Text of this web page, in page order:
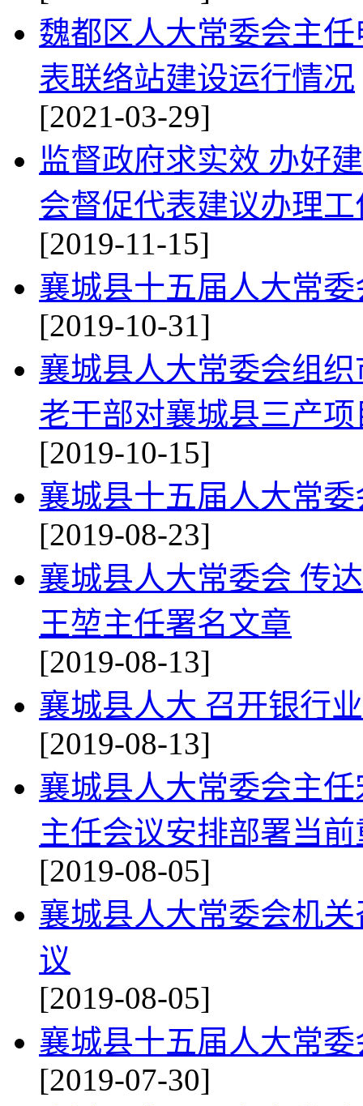
魏都区人大常委会主
表联络站建设运行情况
[2021-03-29]
监督政府求实效 办好
会督促代表建议办理
[2019-11-15]
襄城县十五届人大常
[2019-10-31]
襄城县人大常委会组
老干部对襄城县三产
[2019-10-15]
襄城县十五届人大常
[2019-08-23]
襄城县人大常委会 传
王堃主任署名文章
[2019-08-13]
襄城县人大 召开银行
[2019-08-13]
襄城县人大常委会主
主任会议安排部署当
[2019-08-05]
襄城县人大常委会机
议
[2019-08-05]
襄城县十五届人大常
[2019-07-30]